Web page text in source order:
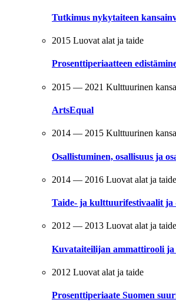
Tutkimus nykytaiteen
2015 Luovat alat ja taide
Prosenttiperiaatteen
2015 — 2021 Kulttuurinen
ArtsEqual
2014 — 2015 Kulttuurinen
Osallistuminen, osallisuus ja
2014 — 2016 Luovat alat ja taide
Taide- ja kulttuurifestivaalit
2012 — 2013 Luovat alat ja taide
Kuvataiteilijan ammattirooli ja
2012 Luovat alat ja taide
Prosenttiperiaate Suomen